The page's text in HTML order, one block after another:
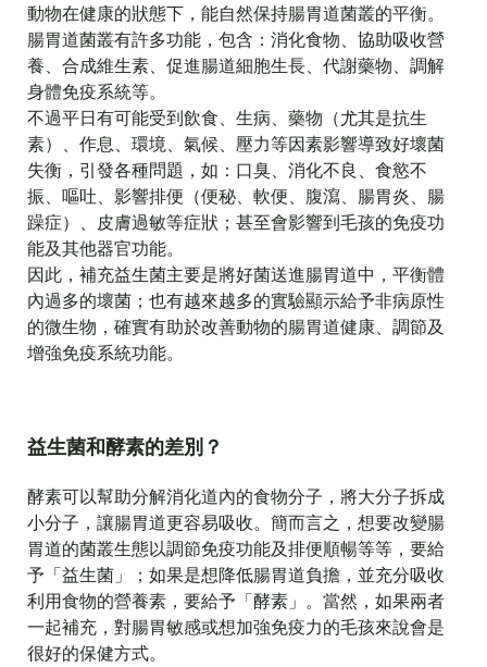
動物在健康的狀態下，能自然保持腸胃道菌叢的平衡。
腸胃道菌叢有許多功能，包含：消化食物、協助吸收營
養、合成維生素、促進腸道細胞生長、代謝藥物、調解
身體免疫系統等。
不過平日有可能受到飲食、生病、藥物（尤其是抗生
素）、作息、環境、氣候、壓力等因素影響導致好壞菌
失衡，引發各種問題，如：口臭、消化不良、食慾不
振、嘔吐、影響排便（便秘、軟便、腹瀉、腸胃炎、腸
躁症）、皮膚過敏等症狀；甚至會影響到毛孩的免疫功
能及其他器官功能。
因此，補充益生菌主要是將好菌送進腸胃道中，平衡體
內過多的壞菌；也有越來越多的實驗顯示給予非病原性
的微生物，確實有助於改善動物的腸胃道健康、調節及
增強免疫系統功能。
益生菌和酵素的差別？
酵素可以幫助分解消化道內的食物分子，將大分子拆成
小分子，讓腸胃道更容易吸收。簡而言之，想要改變腸
胃道的菌叢生態以調節免疫功能及排便順暢等等，要給
予「益生菌」；如果是想降低腸胃道負擔，並充分吸收
利用食物的營養素，要給予「酵素」。當然，如果兩者
一起補充，對腸胃敏感或想加強免疫力的毛孩來說會是
很好的保健方式。